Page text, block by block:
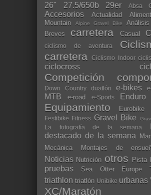
26" 27.5/650b 29er Absa
Accesorios Actualidad
Mountain
Alpine Gravel Bike Análisis
Breves carretera Casual
ciclismo de aventura
carretera
Ciclismo Indoor
ciclocross
Competición
Down Country duatlón e-bikes
MTB
e-road e-Sports Enduro
Equipamiento Eurobike
Festibike Fitness Gravel Bike
La fotografía de la semana
destacado de la semana
Mecánica
Montajes de
Noticias Nutrición otros Pista
pruebas Sea Otter Europe
triathlon triatlón Unibike urbanas
XC/Maratón